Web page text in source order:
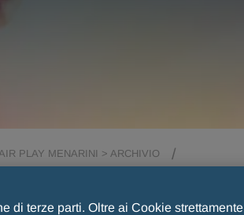
PLAY MENARINI > ARCHIVIO
di terze parti. Oltre ai Cookie